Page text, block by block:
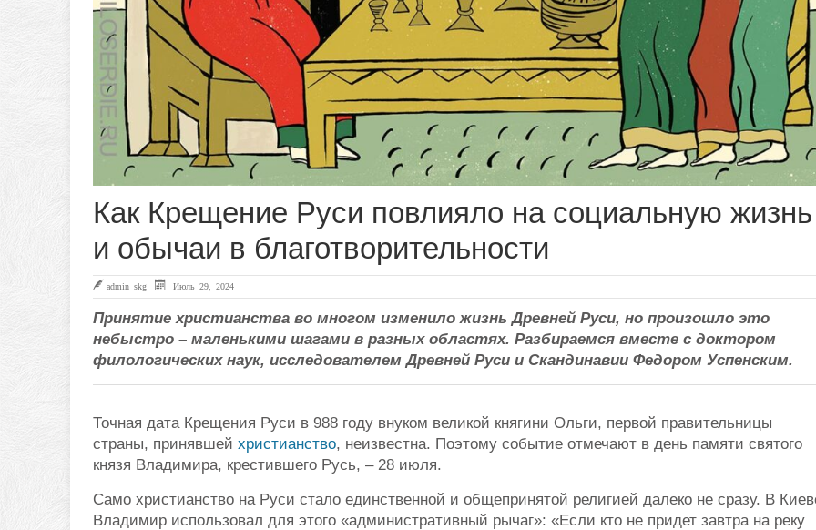
Как Крещение Руси повлияло на социальную жизнь
и обычаи в благотворительности
admin skg Июль 29, 2024
Принятие христианства во многом изменило жизнь Древней Руси, но произошло это
небыстро – маленькими шагами в разных областях. Разбираемся вместе с доктором
филологических наук, исследователем Древней Руси и Скандинавии Федором Успенским.
Точная дата Крещения Руси в 988 году внуком великой княгини Ольги, первой правительницы
страны, принявшей христианство, неизвестна. Поэтому событие отмечают в день памяти святого
князя Владимира, крестившего Русь, – 28 июля.
Само христианство на Руси стало единственной и общепринятой религией далеко не сразу. В
Владимир использовал для этого «административный рычаг»: «Если кто не придет завтра на реку